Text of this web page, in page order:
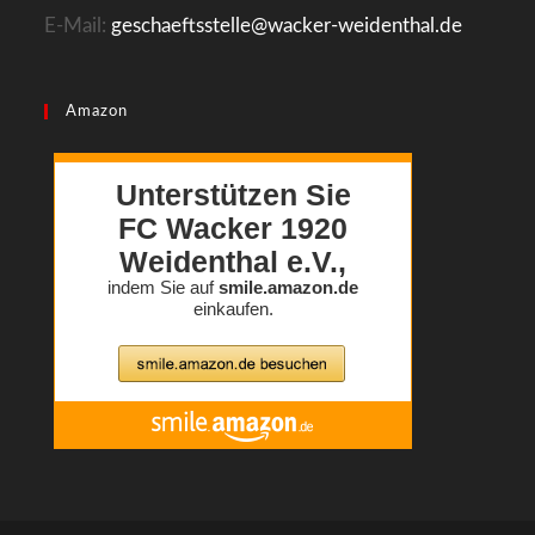
E-Mail: geschaeftsstelle@wacker-weidenthal.de
Amazon